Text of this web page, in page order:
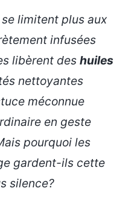
limitent plus aux
infusées
libèrent des huiles
nettoyantes
méconnue
en geste
pourquoi les
gardent-ils cette
silence?